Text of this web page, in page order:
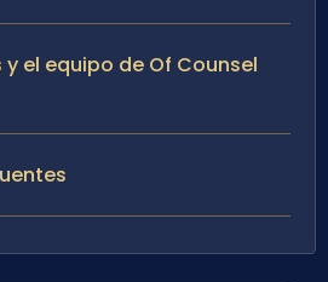
y el equipo de Of Counsel